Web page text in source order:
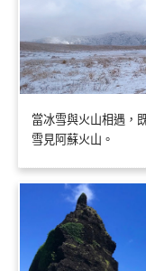
當冰雪與火山相遇，
雪見阿蘇火山。